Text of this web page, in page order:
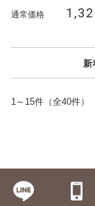
通常価格
新
1～15件（全40件）